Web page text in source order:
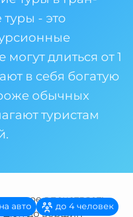
- это
длиться от 1
в себя богатую
обычных
туристам
на авто до 4 человек